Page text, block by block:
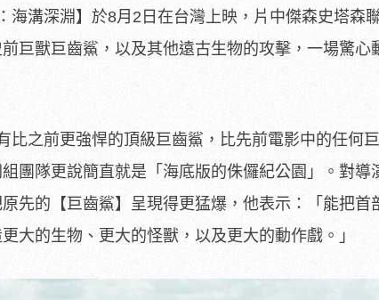
海溝深淵】於8月2日在台灣上映，片中傑森史塔森
巨獸巨齒鯊，以及其他遠古生物的攻擊，一場驚心
比之前更強悍的頂級巨齒鯊， 比先前電影中的任何
組團隊更說簡直就是「海底版的侏儸紀公園」。 對導
先的【巨齒鯊】 呈現得更猛爆，他表示：「能把首
大的生物、更大的怪獸， 以及更大的動作戲。」